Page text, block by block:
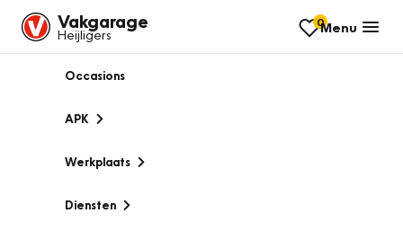
Vakgarage
Heijligers
0Menu
Occasions
APK
Werkplaats
Diensten